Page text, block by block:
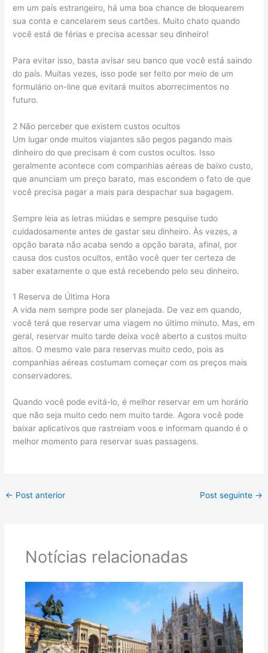
em um país estrangeiro, há uma boa chance de bloquearem
sua conta e cancelarem seus cartões. Muito chato quando
você está de férias e precisa acessar seu dinheiro!
Para evitar isso, basta avisar seu banco que você está saindo
do país. Muitas vezes, isso pode ser feito por meio de um
formulário on-line que evitará muitos aborrecimentos no
futuro.
2 Não perceber que existem custos ocultos
Um lugar onde muitos viajantes são pegos pagando mais
dinheiro do que precisam é com custos ocultos. Isso
geralmente acontece com companhias aéreas de baixo custo,
que anunciam um preço barato, mas escondem o fato de que
você precisa pagar a mais para despachar sua bagagem.
Sempre leia as letras miúdas e sempre pesquise tudo
cuidadosamente antes de gastar seu dinheiro. Às vezes, a
opção barata não acaba sendo a opção barata, afinal, por
causa dos custos ocultos, então você quer ter certeza de
saber exatamente o que está recebendo pelo seu dinheiro.
1 Reserva de Última Hora
A vida nem sempre pode ser planejada. De vez em quando,
você terá que reservar uma viagem no último minuto. Mas, em
geral, reservar muito tarde deixa você aberto a custos muito
altos. O mesmo vale para reservas muito cedo, pois as
companhias aéreas costumam começar com os preços mais
conservadores.
Quando você pode evitá-lo, é melhor reservar em um horário
que não seja muito cedo nem muito tarde. Agora você pode
baixar aplicativos que rastreiam voos e informam quando é o
melhor momento para reservar suas passagens.
← Post anterior Post seguinte →
Notícias relacionadas